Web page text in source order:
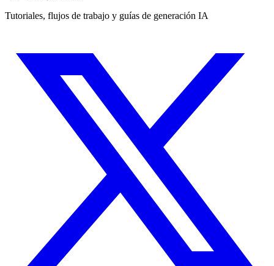
Tutoriales, flujos de trabajo y guías de generación IA